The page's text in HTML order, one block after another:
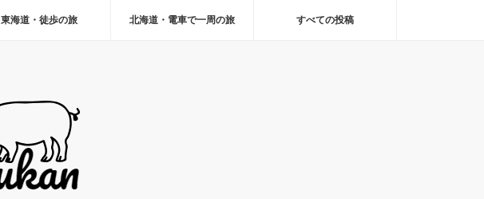
東海道・徒歩の旅 北海道・電車で一周の旅 すべての投稿